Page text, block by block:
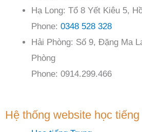
Hạ Long: Tổ 8 Yết Kiêu 5,
Phone: 0348 528 328
Hải Phòng: Số 9, Đặng Ma
Phòng
Phone: 0914.299.466
Hệ thống website học tiếng